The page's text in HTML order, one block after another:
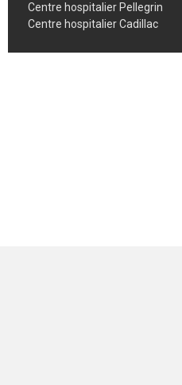
Centre hospitalier Pellegrin
Centre hospitalier Cadillac